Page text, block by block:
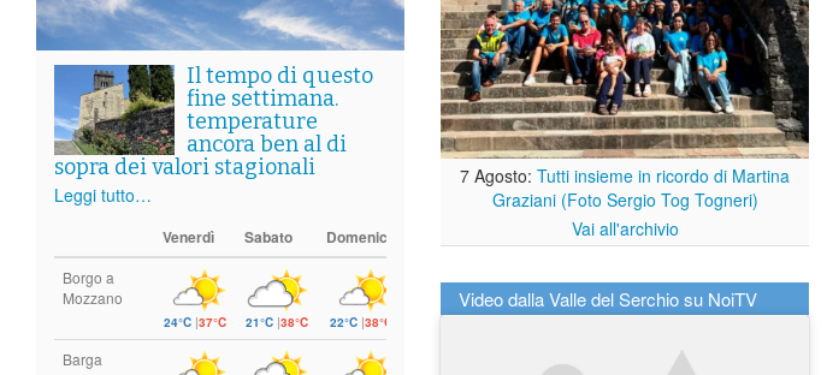
Il tempo di questo
fine settimana.
temperature
ancora ben al di
sopra dei valori stagionali
Leggi tutto…
Venerdì Sabato Domenica
Borgo a
Mozzano
24°C |37°C 21°C |38°C 22°C |38°C
Barga
7 Agosto: Tutti insieme in ricordo di Martina
Graziani (Foto Sergio Tog Togneri)
Vai all'archivio
Video dalla Valle del Serchio su NoiTV